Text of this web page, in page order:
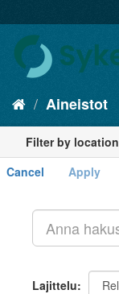
Aineistot
Filter by location
+
Cancel Apply
Lajittelu